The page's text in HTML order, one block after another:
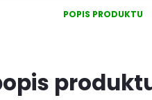
POPIS PRODUKTU